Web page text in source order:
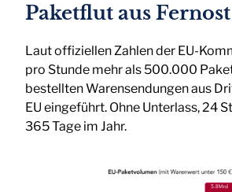
Paketflut aus Fernost
Laut offiziellen Zahlen der EU-
pro Stunde mehr als 500.000
bestellten Warensendungen aus
EU eingeführt. Ohne Unterlass, 24
365 Tage im Jahr.